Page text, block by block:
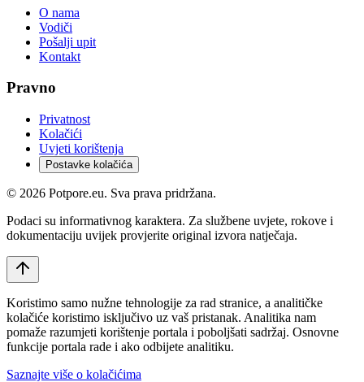
O nama
Vodiči
Pošalji upit
Kontakt
Pravno
Privatnost
Kolačići
Uvjeti korištenja
Postavke kolačića
© 2026 Potpore.eu. Sva prava pridržana.
Podaci su informativnog karaktera. Za službene uvjete, rokove i
dokumentaciju uvijek provjerite original izvora natječaja.
Koristimo samo nužne tehnologije za rad stranice, a analitičke
kolačiće koristimo isključivo uz vaš pristanak. Analitika nam
pomaže razumjeti korištenje portala i poboljšati sadržaj. Osnovne
funkcije portala rade i ako odbijete analitiku.
Saznajte više o kolačićima